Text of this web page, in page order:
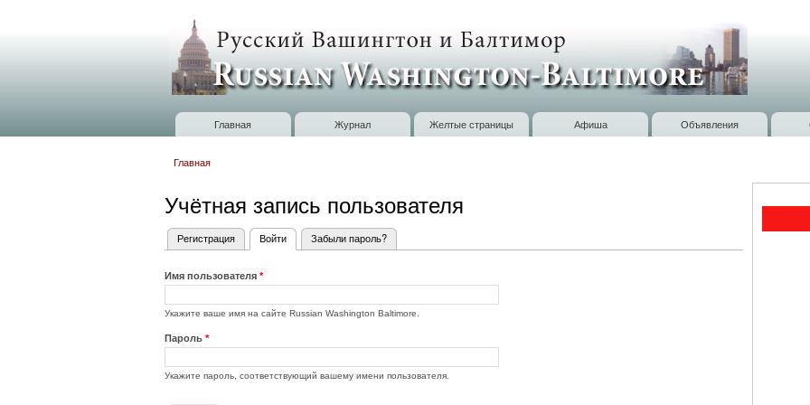
содержанию
Russian
Washington
Baltimore
Главное меню
Главная Журнал Желтые страницы Афиша Объявления
Главная
Учётная запись пользователя
Главные вкладки
Регистрация Войти (активная вкладка)
Забыли пароль?
Имя пользователя *
Укажите ваше имя на сайте Russian Washington Baltimore.
Пароль *
Укажите пароль, соответствующий вашему имени пользователя.